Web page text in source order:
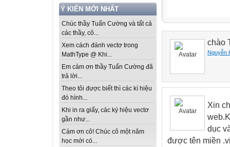
Ý KIẾN MỚI NHẤT
Chúc thầy Tuấn Cường và tất cả
các thầy, cô...
Xem cách đánh vectơ trong
MathType @ Khi...
Em cảm ơn thầy Tuấn Cường đã
trả lời...
Theo tôi được biết thì các kí hiệu
đó hình...
Khi in ra giấy, các ký hiệu vectơ
gần như...
Cám ơn cô! Chúc cô một năm
học mới có...
chào
Nguyễn
Xin
dục
được tên miền